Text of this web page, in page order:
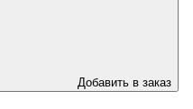
Добавить в заказ